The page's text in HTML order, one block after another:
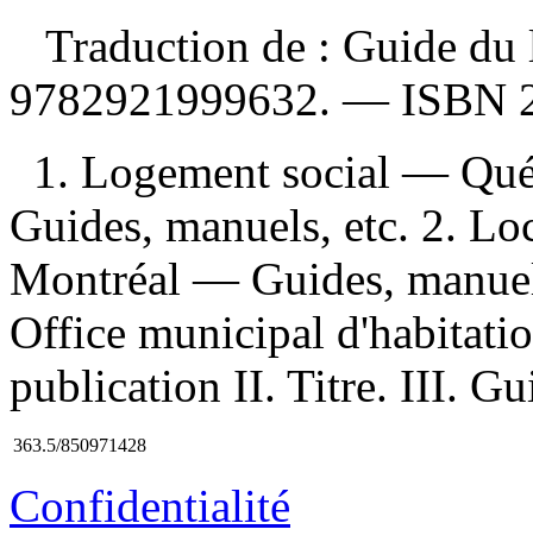
Traduction de : Guide
9782921999632. — ISBN
1. Logement social —
Guides, manuels, etc. 2.
Montréal — Guides,
Office municipal
publication II. Titre. III.
363.5/850971428
Confidentialité